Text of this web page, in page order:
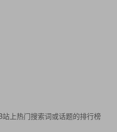
上热门搜索词或话题的排行榜